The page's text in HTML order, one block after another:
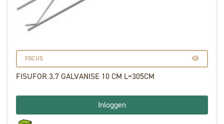
FOCUS
FISUFOR 3.7 GALVANISE 10 CM L=305CM
Inloggen